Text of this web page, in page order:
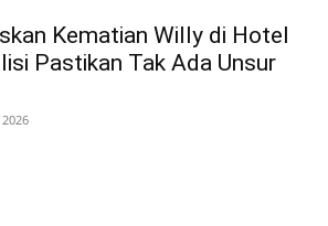
Kematian Willy di Hotel
Pastikan Tak Ada Unsur